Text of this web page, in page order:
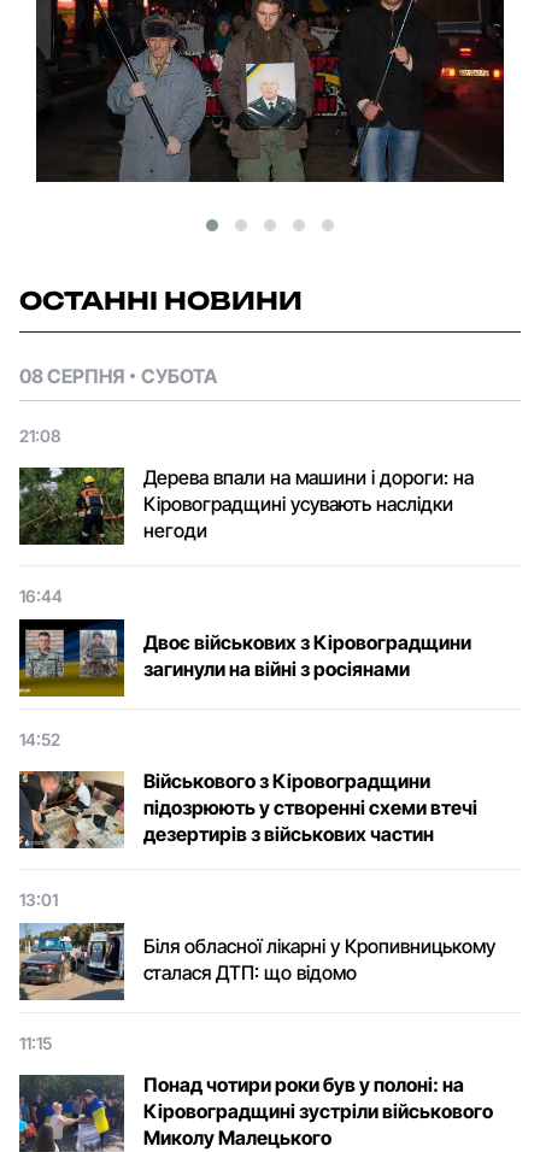
ОСТАННІ НОВИНИ
08 СЕРПНЯ СУБОТА
21:08
Дерева впали на машини і дороги: на
Кіровоградщині усувають наслідки
негоди
16:44
Двоє військових з Кіровоградщини
загинули на війні з росіянами
14:52
Військового з Кіровоградщини
підозрюють у створенні схеми втечі
дезертирів з військових частин
13:01
Біля обласної лікарні у Кропивницькому
сталася ДТП: що відомо
11:15
Понад чотири роки був у полоні: на
Кіровоградщині зустріли військового
Микoлу Малецькoгo